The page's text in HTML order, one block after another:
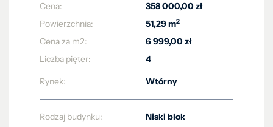
Cena:
358 000,00 zł
Powierzchnia:
51,29 m2
Cena za m2:
6 999,00 zł
Liczba pięter:
4
Rynek: Wtórny
Rodzaj budynku:
Niski blok